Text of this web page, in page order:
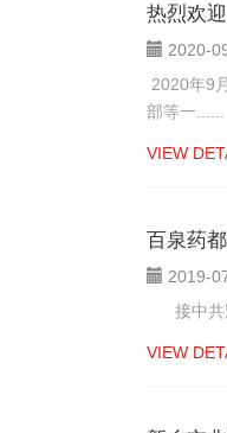
热烈欢
2020-
2020年9
部等一......
VIEW
百泉药
2019-
接中共辉
VIEW